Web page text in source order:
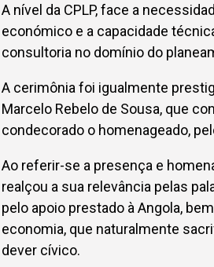
A nível da CPLP, face a
económico e a capacidade
consultoria no domínio do
A cerimônia foi igualmente
Marcelo Rebelo de Sousa, que
condecorado o homenageado,
Ao referir-se a presença e
realçou a sua relevância pelas
pelo apoio prestado à Angola,
economia, que naturalmente
dever cívico.